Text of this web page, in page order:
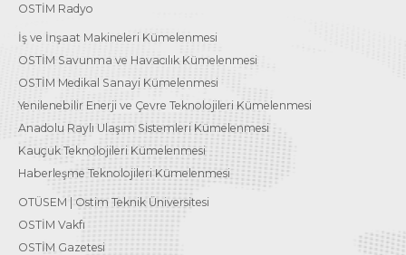
OSTİM Radyo
İş ve İnşaat Makineleri Kümelenmesi
OSTİM Savunma ve Havacılık Kümelenmesi
OSTİM Medikal Sanayi Kümelenmesi
Yenilenebilir Enerji ve Çevre Teknolojileri Kümelenmesi
Anadolu Raylı Ulaşım Sistemleri Kümelenmesi
Kauçuk Teknolojileri Kümelenmesi
Haberleşme Teknolojileri Kümelenmesi
OTÜSEM | Ostim Teknik Üniversitesi
OSTİM Vakfı
OSTİM Gazetesi